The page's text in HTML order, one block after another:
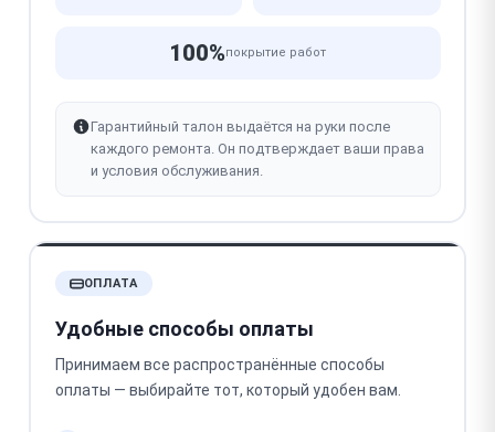
100%покрытие работ
Гарантийный талон выдаётся на руки после
каждого ремонта. Он подтверждает ваши права
и условия обслуживания.
ОПЛАТА
Удобные способы оплаты
Принимаем все распространённые способы
оплаты — выбирайте тот, который удобен вам.